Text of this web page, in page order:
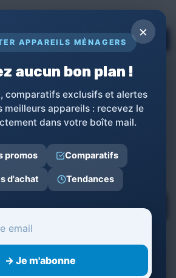
POUR APPAREILS
TOPs
Shopping Hygiène et Beauté
et Jardinage
2628
×
APPAREILS MÉNAGERS
aucun bon plan !
comparatifs exclusifs et alertes
meilleurs appareils : recevez le
dans votre boîte mail.
promos Comparatifs
d'achat Tendances
→ Je m'abonne
cookies